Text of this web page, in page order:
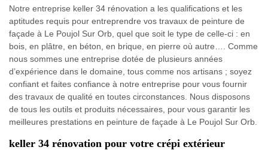
Notre entreprise keller 34 rénovation a les qualifications et les
aptitudes requis pour entreprendre vos travaux de peinture de
façade à Le Poujol Sur Orb, quel que soit le type de celle-ci : en
bois, en plâtre, en béton, en brique, en pierre où autre…. Comme
nous sommes une entreprise dotée de plusieurs années
d’expérience dans le domaine, tous comme nos artisans ; soyez
confiant et faites confiance à notre entreprise pour vous fournir
des travaux de qualité en toutes circonstances. Nous disposons
de tous les outils et produits nécessaires, pour vous garantir les
meilleures prestations en peinture de façade à Le Poujol Sur Orb.
keller 34 rénovation pour votre crépi extérieur